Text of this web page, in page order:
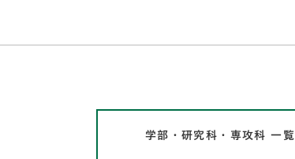
学部・研究科・専攻科 一覧